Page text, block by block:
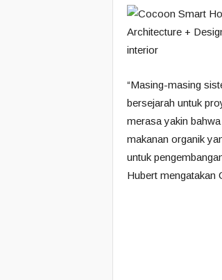
“Masing-masing
bersejarah untuk
merasa yakin
makanan organik
untuk
Hubert